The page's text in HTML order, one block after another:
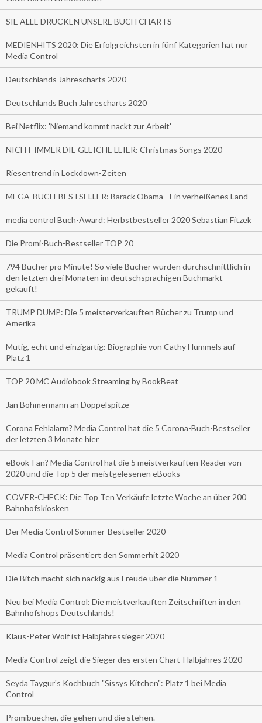
SIE ALLE DRUCKEN UNSERE BUCH CHARTS
MEDIENHITS 2020: Die Erfolgreichsten in fünf Kategorien hat nur
Media Control
Deutschlands Jahrescharts 2020
Deutschlands Buch Jahrescharts 2020
Bei Netflix: 'Niemand kommt nackt zur Arbeit'
NICHT IMMER DIE GLEICHE LEIER: Christmas Songs 2020
Riesentrend in Lockdown-Zeiten
MEGA-BUCH-BESTSELLER: Barack Obama - Ein verheißenes Land
media control Buch-Award: Herbstbestseller 2020 Sebastian Fitzek
Die Promi-Buch-Bestseller TOP 20
794 Bücher pro Minute! So viele Bücher wurden durchschnittlich in
den letzten drei Monaten im deutschsprachigen Buchmarkt
gekauft!
TRUMP DUMP: Die 5 meisterverkauften Bücher zu Trump und
Amerika
Mutig, echt und einzigartig: Biographie von Cathy Hummels auf
Platz 1
TOP 20 MC Audiobook Streaming by BookBeat
Jan Böhmermann an Doppelspitze
Corona Fehlalarm? Media Control hat die 5 Corona-Buch-Bestseller
der letzten 3 Monate hier
eBook-Fan? Media Control hat die 5 meistverkauften Reader von
2020 und die Top 5 der meistgelesenen eBooks
COVER-CHECK: Die Top Ten Verkäufe letzte Woche an über 200
Bahnhofskiosken
Der Media Control Sommer-Bestseller 2020
Media Control präsentiert den Sommerhit 2020
Die Bitch macht sich nackig aus Freude über die Nummer 1
Neu bei Media Control: Die meistverkauften Zeitschriften in den
Bahnhofshops Deutschlands!
Klaus-Peter Wolf ist Halbjahressieger 2020
Media Control zeigt die Sieger des ersten Chart-Halbjahres 2020
Seyda Taygur's Kochbuch "Sissys Kitchen": Platz 1 bei Media
Control
Promibuecher, die gehen und die stehen.